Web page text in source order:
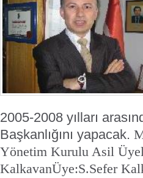
2005-2008 yılları
Başkanlığını yapacak.
Yönetim Kurulu Asil
KalkavanÜye:S.Sefer